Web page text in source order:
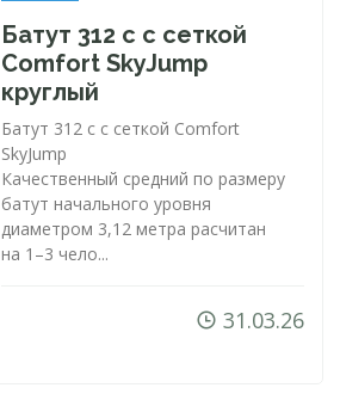
Батут 312 с с сеткой
Comfort SkyJump
круглый
Батут 312 с с сеткой Comfort
SkyJump
Качественный средний по размеру
батут начального уровня
диаметром 3,12 метра расчитан
на 1–3 чело...
31.03.26